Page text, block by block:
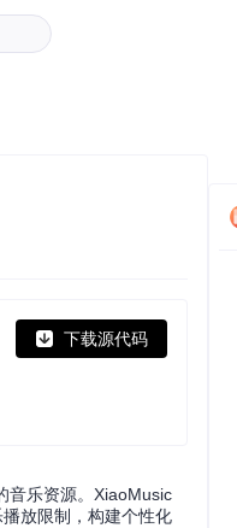
下载源代码
音乐资源。XiaoMusic
放限制，构建个性化